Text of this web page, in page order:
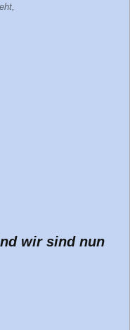
wir sind nun